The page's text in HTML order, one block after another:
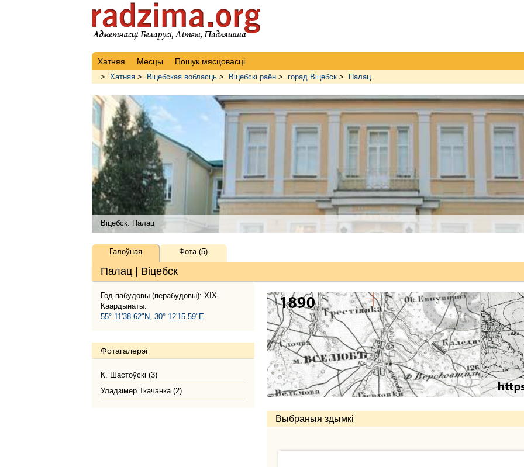
Хатняя Месцы Пошук мясцовасці
> Хатняя > Віцебская вобласць > Віцебскі раён > горад Віцебск > Палац
Віцебск. Палац
Палац | Віцебск
Галоўная Фота (5)
Год пабудовы (перабудовы): XIX
Каардынаты:
55° 11'38.62"N, 30° 12'15.59"E
Фотагалерэі
К. Шастоўскі (3)
Уладзімер Ткачэнка (2)
Выбраныя здымкі